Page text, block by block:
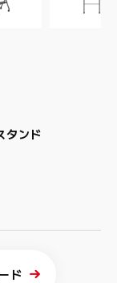
タンド
ド